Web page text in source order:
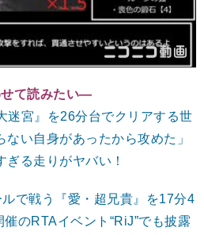
て読みたい―
迷宮』を26分台でクリアする世
い自身があったから攻めた」
ぎる走りがヤバい！
で戦う『愛・超兄貴』を17分4
のRTAイベント“RiJ”でも披露